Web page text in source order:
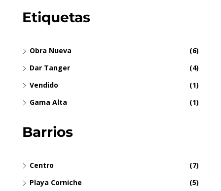
Etiquetas
Obra Nueva
(6)
Dar Tanger
(4)
Vendido
(1)
Gama Alta
(1)
Barrios
Centro
(7)
Playa Corniche
(5)